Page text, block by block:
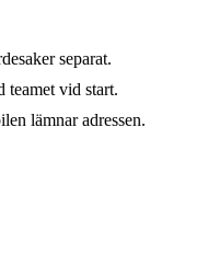
separat.
teamet vid start.
lämnar adressen.